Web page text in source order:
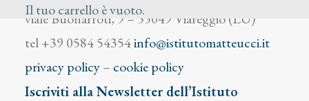
Il tuo carrello è vuoto.
viale Buonarroti, 9 – 55049 Viareggio (LU)
tel +39 0584 54354info@istitutomatteucci.it
privacy policy– cookie policy
Iscriviti alla Newsletter dell’Istituto